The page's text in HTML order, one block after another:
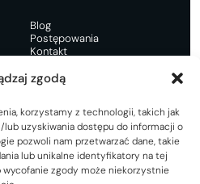
zgodą
korzystamy z technologii, takich jak
uzyskiwania dostępu do informacji o
pozwoli nam przetwarzać dane, takie
lub unikalne identyfikatory na tej
wycofanie zgody może niekorzystnie
Blog
Postępowania
Kontakt
Pre-pack dla uratowania
firmy
Postępowanie układowe
Ochrona prawna dla firmy i
Zarządu
Upadłość przedsiębiorstwa